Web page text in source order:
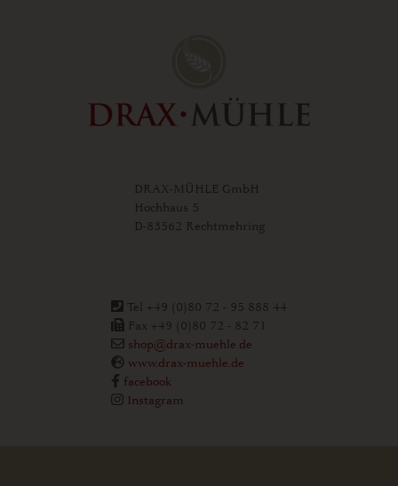
DRAX-MÜHLE GmbH
Hochhaus 5
D-83562 Rechtmehring
Tel +49 (0)80 72 - 95 888 44
Fax +49 (0)80 72 - 82 71
shop@drax-muehle.de
www.drax-muehle.de
facebook
Instagram